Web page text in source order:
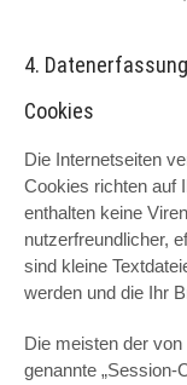
4.
Cookies
Die Internetseiten
Cookies richten auf
enthalten keine
nutzerfreundlicher,
sind kleine
werden und die Ihr
Die meisten der
genannte „Session-